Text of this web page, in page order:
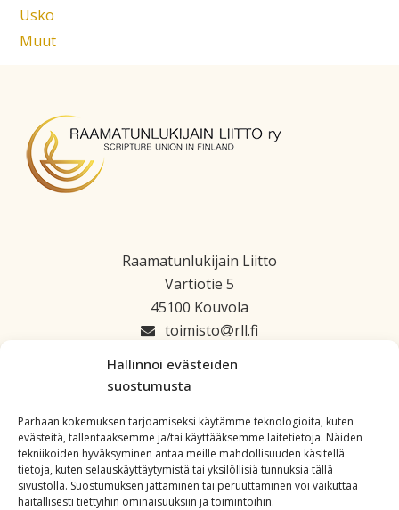
Hallinnoi evästeiden
suostumusta
Parhaan kokemuksen tarjoamiseksi käytämme teknologioita, kuten
evästeitä, tallentaaksemme ja/tai käyttääksemme laitetietoja. Näiden
tekniikoiden hyväksyminen antaa meille mahdollisuuden käsitellä
tietoja, kuten selauskäyttäytymistä tai yksilöllisiä tunnuksia tällä
sivustolla. Suostumuksen jättäminen tai peruuttaminen voi vaikuttaa
haitallisesti tiettyihin ominaisuuksiin ja toimintoihin.
Usko
Muut
Raamatunlukijain Liitto
Vartiotie 5
45100 Kouvola
toimisto
rll.fi